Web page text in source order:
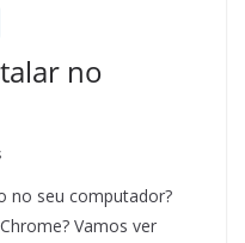
no
no seu computador?
Vamos ver